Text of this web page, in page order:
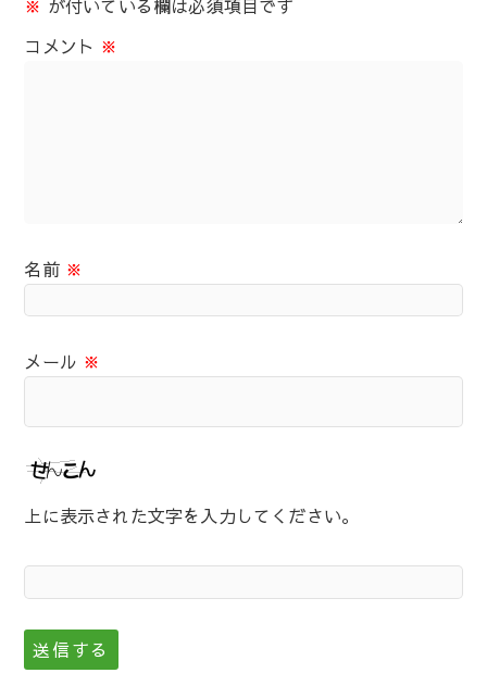
※ が付いている欄は必須項目です
コメント ※
名前 ※
メール ※
上に表示された文字を入力してください。